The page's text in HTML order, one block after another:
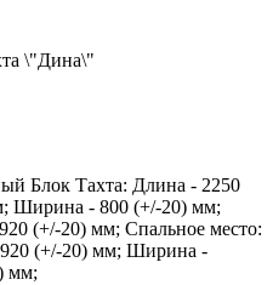
\"Дина\"
Блок Тахта: Длина - 2250
Ширина - 800 (+/-20) мм;
(+/-20) мм; Спальное место:
(+/-20) мм; Ширина -
мм;